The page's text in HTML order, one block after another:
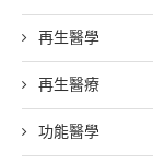
再生醫學
再生醫療
功能醫學